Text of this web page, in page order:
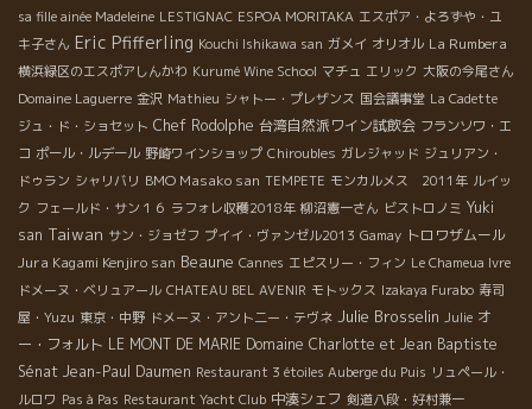
sa fille ainée Madeleine LESTIGNAC ESPOA MORITAKA エスポア・よろずや・ユ
キ子さん Eric Pfifferling Kouchi Ishikawa san ガメイ オリオル La Rumbera
横浜緑区のエスポアしんかわ Kurumé Wine School マチュ エリック 大阪の今尾さん
Domaine Laguerre 金沢 Mathieu シャトー・プレザンス 国会議事堂 La Cadette
ジュ・ド・ショセット Chef Rodolphe 台湾自然派ワイン試飲会 フランソワ・エ
コ ポール・ルデール 野崎ワインショップ Chiroubles ガレジャッド ジュリアン・
ドゥラン シャリバリ BMO Masako san TEMPETE モンカルメス 2011年 ルイッ
ク フェールド・サン１６ ラフォレ収穫2018年 柳沼憲一さん ビストロノミ Yuki
san Taiwan サン・ジョゼフ プイイ・ヴァンゼル2013 Gamay トロワザムール
Jura Kagami Kenjiro san Beaune Cannes エピスリー・フィン Le Chameua Ivre
ドメーヌ・ベリュアール CHATEAU BEL AVENIR モトックス Izakaya Furabo 寿司
屋・Yuzu 東京・中野 ドメーヌ・アント二ー・テヴネ Julie Brosselin Julie オ
ー・フォルト LE MONT DE MARIE Domaine Charlotte et Jean Baptiste
Sénat Jean-Paul Daumen Restaurant 3 étoiles Auberge du Puis リュペール・
ルロワ Pas à Pas Restaurant Yacht Club 中湊シェフ 剣道八段・好村兼一